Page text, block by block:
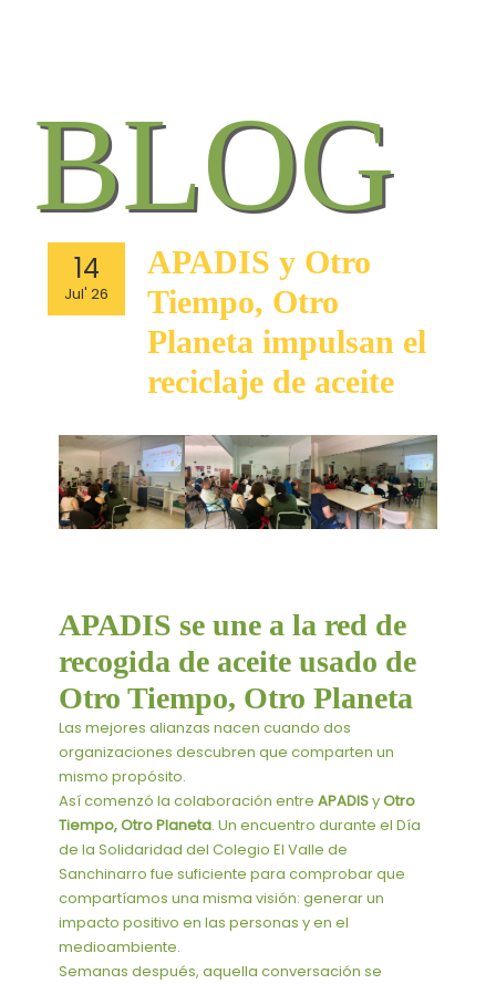
APADIS y Otro
Tiempo, Otro
Planeta impulsan el
reciclaje de aceite
14
Jul' 26
APADIS se une a la red de
recogida de aceite usado de
Otro Tiempo, Otro Planeta
Las mejores alianzas nacen cuando dos
organizaciones descubren que comparten un
mismo propósito.
Así comenzó la colaboración entre APADISyOtro
Tiempo, Otro Planeta. Un encuentro durante el Día
de la Solidaridad del Colegio El Valle de
Sanchinarro fue suficiente para comprobar que
compartíamos una misma visión: generar un
impacto positivo en las personas y en el
medioambiente.
Semanas después, aquella conversación se
APADIS
Otro
reciclaje
de
aceite